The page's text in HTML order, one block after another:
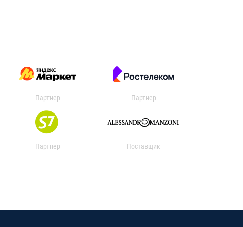
Партнер Партнер
Партнер Поставщик